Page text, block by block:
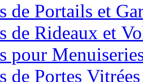
de Portails et
de Rideaux et
pour
de Portes Vitrées